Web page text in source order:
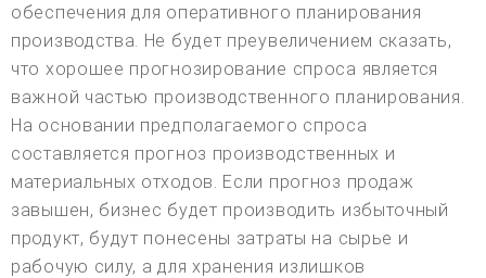
обеспечения для оперативного планирования
производства. Не будет преувеличением сказать,
что хорошее прогнозирование спроса является
важной частью производственного планирования.
На основании предполагаемого спроса
составляется прогноз производственных и
материальных отходов. Если прогноз продаж
завышен, бизнес будет производить избыточный
продукт, будут понесены затраты на сырье и
рабочую силу, а для хранения излишков